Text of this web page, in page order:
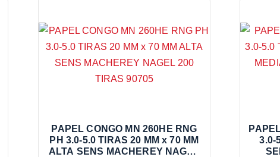
PAPEL CONGO MN 260HE RNG
PH 3.0-5.0 TIRAS 20 MM x 70 MM
ALTA SENS MACHEREY NAGEL
3.0-